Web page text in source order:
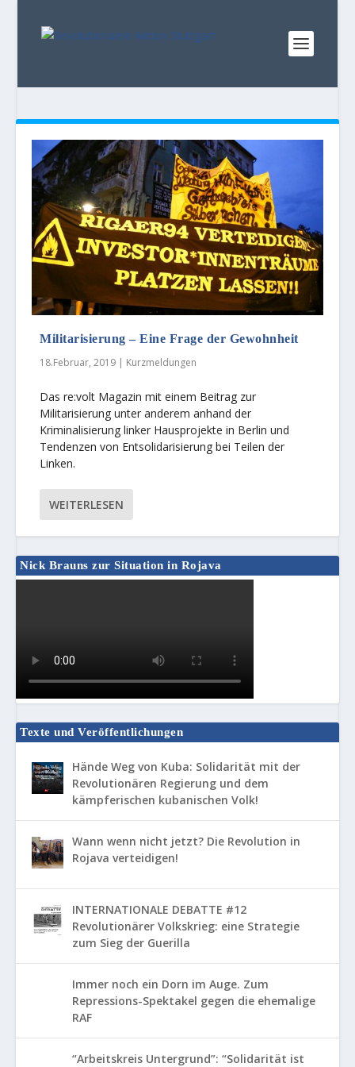
Militarisierung – Eine Frage der Gewohnheit
18.Februar, 2019 | Kurzmeldungen
Das re:volt Magazin mit einem Beitrag zur
Militarisierung unter anderem anhand der
Kriminalisierung linker Hausprojekte in Berlin und
Tendenzen von Entsolidarisierung bei Teilen der
Linken.
WEITERLESEN
Nick Brauns zur Situation in Rojava
Texte und Veröffentlichungen
Hände Weg von Kuba: Solidarität mit der
Revolutionären Regierung und dem
kämpferischen kubanischen Volk!
Wann wenn nicht jetzt? Die Revolution in
Rojava verteidigen!
INTERNATIONALE DEBATTE #12
Revolutionärer Volkskrieg: eine Strategie
zum Sieg der Guerilla
Immer noch ein Dorn im Auge. Zum
Repressions-Spektakel gegen die ehemalige
RAF
“Arbeitskreis Untergrund”: “Solidarität ist